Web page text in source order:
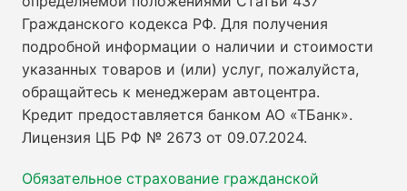
Гражданского кодекса РФ. Для получения
подробной информации о наличии и стоимости
указанных товаров и (или) услуг, пожалуйста,
обращайтесь к менеджерам автоцентра.
Кредит предоставляется банком АО «ТБанк».
Лицензия ЦБ РФ № 2673 от 09.07.2024.
Обязательное страхование гражданской